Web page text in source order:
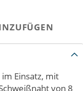
Einsatz, mit
von 8